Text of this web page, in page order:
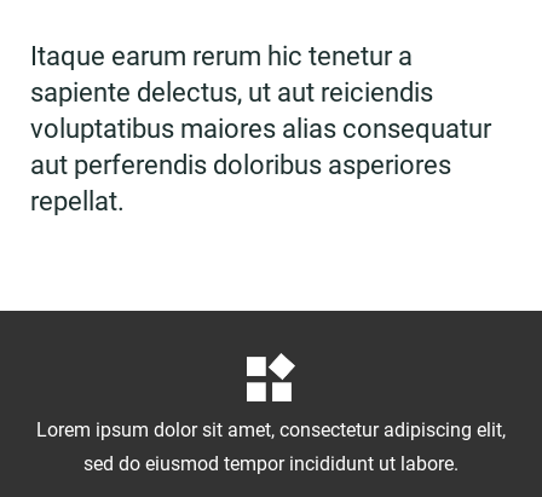
Itaque earum rerum hic tenetur a
sapiente delectus, ut aut reiciendis
voluptatibus maiores alias consequatur
aut perferendis doloribus asperiores
repellat.
Lorem ipsum dolor sit amet, consectetur adipiscing elit,
sed do eiusmod tempor incididunt ut labore.